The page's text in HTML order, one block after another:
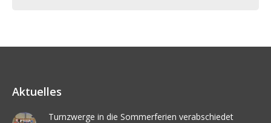
Aktuelles
Turnzwerge in die Sommerferien verabschiedet